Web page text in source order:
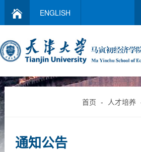
ENGLISH
首页 - 人才培养
通知公告